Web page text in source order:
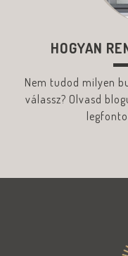
HOGYAN
Nem tudod milyen
válassz? Olvasd